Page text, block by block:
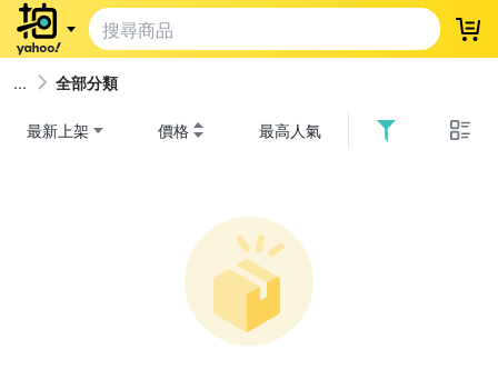
登
全部分類
最新上架 價格 最高人氣